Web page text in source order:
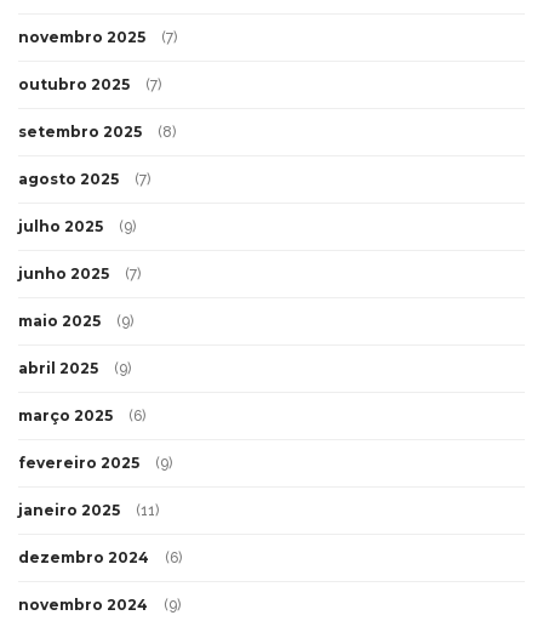
novembro 2025 (7)
outubro 2025 (7)
setembro 2025 (8)
agosto 2025 (7)
julho 2025 (9)
junho 2025 (7)
maio 2025 (9)
abril 2025 (9)
março 2025 (6)
fevereiro 2025 (9)
janeiro 2025 (11)
dezembro 2024 (6)
novembro 2024 (9)